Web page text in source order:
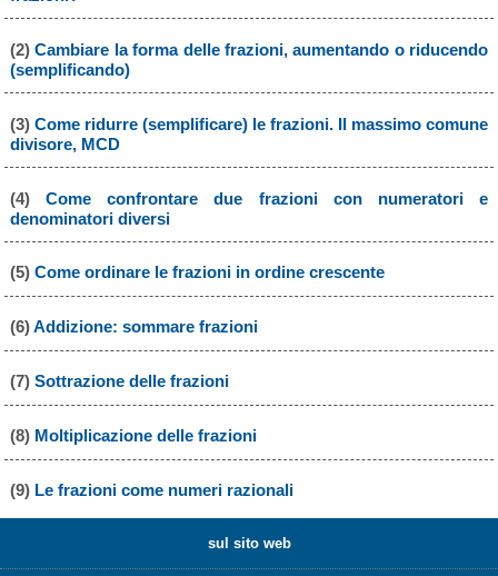
(2)Cambiare la forma delle frazioni, aumentando o riducendo
(semplificando)
(3) Come ridurre (semplificare) le frazioni. Il massimo comune
divisore, MCD
(4) Come confrontare due frazioni con numeratori e
denominatori diversi
(5) Come ordinare le frazioni in ordine crescente
(6)Addizione: sommare frazioni
(7) Sottrazione delle frazioni
(8) Moltiplicazione delle frazioni
(9) Le frazioni come numeri razionali
sul sito web